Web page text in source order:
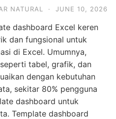
NATURAL · JUNE 10, 2026
dashboard Excel keren
dan fungsional untuk
di Excel. Umumnya,
tabel, grafik, dan
dengan kebutuhan
sekitar 80% pengguna
dashboard untuk
Template dashboard